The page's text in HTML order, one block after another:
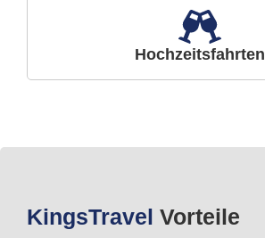
Hochzeitsfahrten
KingsTravel Vorteile